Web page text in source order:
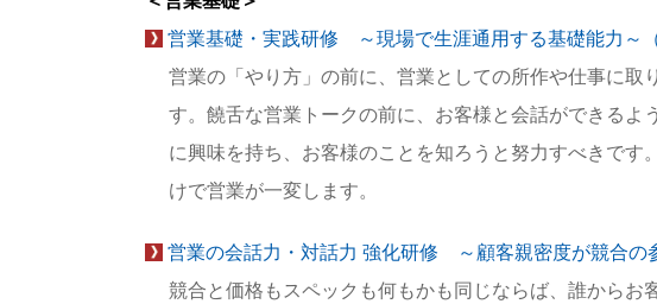
営業基礎・実践研修 ～現場で生涯通用する基礎能力～（
営業の「やり方」の前に、営業としての所作や仕事に取
す。饒舌な営業トークの前に、お客様と会話ができるよ
に興味を持ち、お客様のことを知ろうと努力すべきです
けで営業が一変します。
営業の会話力・対話力 強化研修 ～顧客親密度が競合の
競合と価格もスペックも何もかも同じならば、誰からお